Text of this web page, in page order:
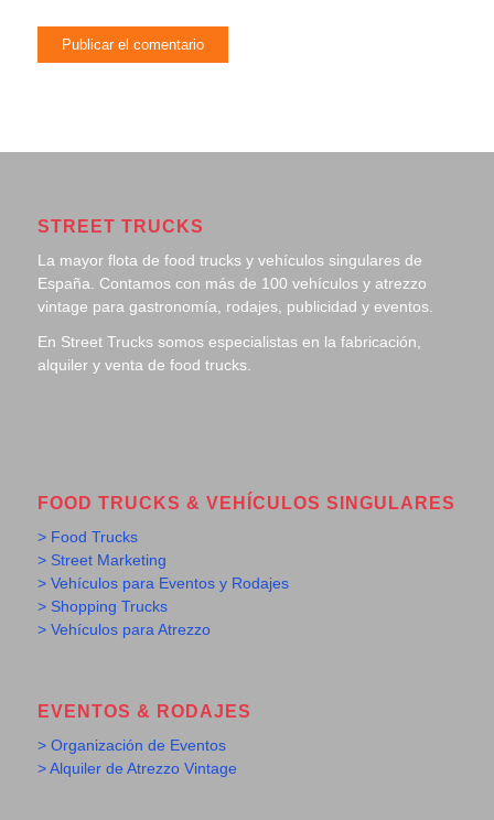
STREET TRUCKS
La mayor flota de food trucks y vehículos singulares de
España. Contamos con más de 100 vehículos y atrezzo
vintage para gastronomía, rodajes, publicidad y eventos.
En Street Trucks somos especialistas en la fabricación,
alquiler y venta de food trucks.
FOOD TRUCKS & VEHÍCULOS SINGULARES
> Food Trucks
> Street Marketing
> Vehículos para Eventos y Rodajes
> Shopping Trucks
> Vehículos para Atrezzo
EVENTOS & RODAJES
> Organización de Eventos
> Alquiler de Atrezzo Vintage